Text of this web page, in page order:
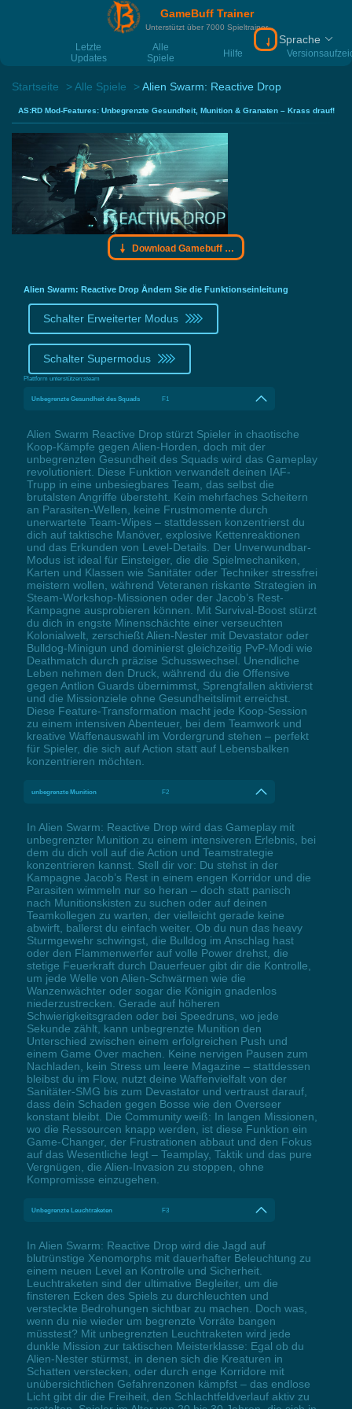
GameBuff Trainer
Unterstützt über 7000 Spieltrainer
Letzte
Updates
Alle
Spiele
Hilfe
Download
Sprache
Startseite Alle Spiele Alien Swarm: Reactive Drop
AS:RD Mod-Features: Unbegrenzte Gesundheit, Munition & Granaten – Krass drauf!
Download Gamebuff Trainer
Alien Swarm: Reactive Drop Ändern Sie die Funktionseinleitung
Schalter Erweiterter Modus
Schalter Supermodus
Plattform unterstützen:steam
Unbegrenzte Gesundheit des Squads F1
Alien Swarm Reactive Drop stürzt Spieler in chaotische
Koop-Kämpfe gegen Alien-Horden, doch mit der
unbegrenzten Gesundheit des Squads wird das Gameplay
revolutioniert. Diese Funktion verwandelt deinen IAF-
Trupp in eine unbesiegbares Team, das selbst die
brutalsten Angriffe übersteht. Kein mehrfaches Scheitern
an Parasiten-Wellen, keine Frustmomente durch
unerwartete Team-Wipes – stattdessen konzentrierst du
dich auf taktische Manöver, explosive Kettenreaktionen
und das Erkunden von Level-Details. Der Unverwundbar-
Modus ist ideal für Einsteiger, die die Spielmechaniken,
Karten und Klassen wie Sanitäter oder Techniker stressfrei
meistern wollen, während Veteranen riskante Strategien in
Steam-Workshop-Missionen oder der Jacob’s Rest-
Kampagne ausprobieren können. Mit Survival-Boost stürzt
du dich in engste Minenschächte einer verseuchten
Kolonialwelt, zerschießt Alien-Nester mit Devastator oder
Bulldog-Minigun und dominierst gleichzeitig PvP-Modi wie
Deathmatch durch präzise Schusswechsel. Unendliche
Leben nehmen den Druck, während du die Offensive
gegen Antlion Guards übernimmst, Sprengfallen aktivierst
und die Missionziele ohne Gesundheitslimit erreichst.
Diese Feature-Transformation macht jede Koop-Session
zu einem intensiven Abenteuer, bei dem Teamwork und
kreative Waffenauswahl im Vordergrund stehen – perfekt
für Spieler, die sich auf Action statt auf Lebensbalken
konzentrieren möchten.
unbegrenzte Munition F2
In Alien Swarm: Reactive Drop wird das Gameplay mit
unbegrenzter Munition zu einem intensiveren Erlebnis, bei
dem du dich voll auf die Action und Teamstrategie
konzentrieren kannst. Stell dir vor: Du stehst in der
Kampagne Jacob’s Rest in einem engen Korridor und die
Parasiten wimmeln nur so heran – doch statt panisch
nach Munitionskisten zu suchen oder auf deinen
Teamkollegen zu warten, der vielleicht gerade keine
abwirft, ballerst du einfach weiter. Ob du nun das heavy
Sturmgewehr schwingst, die Bulldog im Anschlag hast
oder den Flammenwerfer auf volle Power drehst, die
stetige Feuerkraft durch Dauerfeuer gibt dir die Kontrolle,
um jede Welle von Alien-Schwärmen wie die
Wanzenwächter oder sogar die Königin gnadenlos
niederzustrecken. Gerade auf höheren
Schwierigkeitsgraden oder bei Speedruns, wo jede
Sekunde zählt, kann unbegrenzte Munition den
Unterschied zwischen einem erfolgreichen Push und
einem Game Over machen. Keine nervigen Pausen zum
Nachladen, kein Stress um leere Magazine – stattdessen
bleibst du im Flow, nutzt deine Waffenvielfalt von der
Sanitäter-SMG bis zum Devastator und vertraust darauf,
dass dein Schaden gegen Bosse wie den Overseer
konstant bleibt. Die Community weiß: In langen Missionen,
wo die Ressourcen knapp werden, ist diese Funktion ein
Game-Changer, der Frustrationen abbaut und den Fokus
auf das Wesentliche legt – Teamplay, Taktik und das pure
Vergnügen, die Alien-Invasion zu stoppen, ohne
Kompromisse einzugehen.
Unbegrenzte Leuchtraketen F3
In Alien Swarm: Reactive Drop wird die Jagd auf
blutrünstige Xenomorphs mit dauerhafter Beleuchtung zu
einem neuen Level an Kontrolle und Sicherheit.
Leuchtraketen sind der ultimative Begleiter, um die
finsteren Ecken des Spiels zu durchleuchten und
versteckte Bedrohungen sichtbar zu machen. Doch was,
wenn du nie wieder um begrenzte Vorräte bangen
müsstest? Mit unbegrenzten Leuchtraketen wird jede
dunkle Mission zur taktischen Meisterklasse: Egal ob du
Alien-Nester stürmst, in denen sich die Kreaturen in
Schatten verstecken, oder durch enge Korridore mit
unübersichtlichen Gefahrenzonen kämpfst – das endlose
Licht gibt dir die Freiheit, den Schlachtfeldverlauf aktiv zu